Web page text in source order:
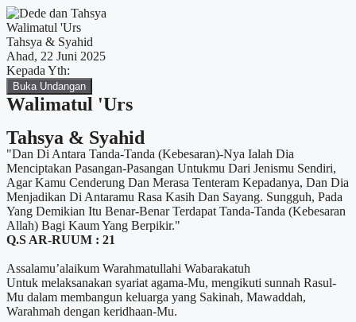
Walimatul 'Urs
Tahsya & Syahid
Ahad, 22 Juni 2025
Kepada Yth:
Buka Undangan
Walimatul 'Urs
Tahsya & Syahid
"Dan Di Antara Tanda-Tanda (Kebesaran)-Nya Ialah Dia
Menciptakan Pasangan-Pasangan Untukmu Dari Jenismu Sendiri,
Agar Kamu Cenderung Dan Merasa Tenteram Kepadanya, Dan Dia
Menjadikan Di Antaramu Rasa Kasih Dan Sayang. Sungguh, Pada
Yang Demikian Itu Benar-Benar Terdapat Tanda-Tanda (Kebesaran
Allah) Bagi Kaum Yang Berpikir."
Q.S AR-RUUM : 21
Assalamu’alaikum Warahmatullahi Wabarakatuh
Untuk melaksanakan syariat agama-Mu, mengikuti sunnah Rasul-
Mu dalam membangun keluarga yang Sakinah, Mawaddah,
Warahmah dengan keridhaan-Mu.